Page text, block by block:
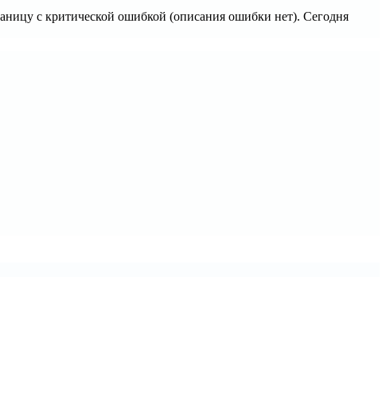
с критической ошибкой (описания ошибки нет). Сегодня